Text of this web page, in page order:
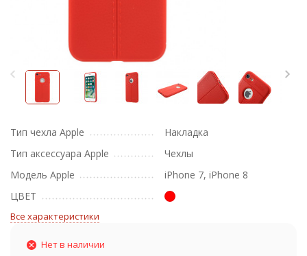
Тип чехла Apple
Накладка
Тип аксессуара Apple
Чехлы
Модель Apple
iPhone 7, iPhone 8
ЦВЕТ
Все характеристики
Нет в наличии